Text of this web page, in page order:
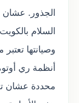
الجذور. عشان
السلام
وصيانتها
أنظمة ري
محددة عشان